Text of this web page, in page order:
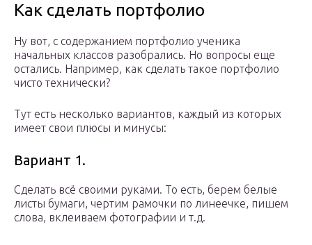
Как сделать портфолио
Ну вот, с содержанием портфолио ученика
начальных классов разобрались. Но вопросы еще
остались. Например, как сделать такое портфолио
чисто технически?
Тут есть несколько вариантов, каждый из которых
имеет свои плюсы и минусы:
Вариант 1.
Сделать всё своими руками. То есть, берем белые
листы бумаги, чертим рамочки по линеечке, пишем
слова, вклеиваем фотографии и т.д.